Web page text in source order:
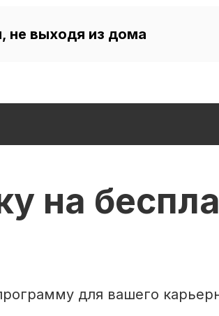
не выходя из дома
для вашего
на